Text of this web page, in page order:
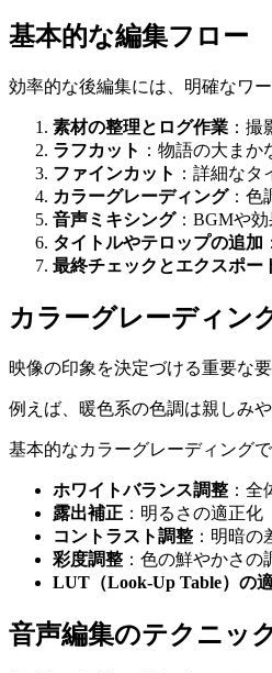
基本的な編集フロー
効率的な後編集には、明確なワ
素材の整理とログ作業 ：
ラフカット ：物語の大ま
ファインカット ：詳細な
カラーグレーディング：色
音声ミキシング：BGMや
タイトルやテロップの追加
最終チェックとエクスポー
カラーグレーディン
映像の印象を決定づける重要な
例えば、暖色系の色調は親しみ
基本的なカラーグレーディング
ホワイトバランス調整 ：
露出補正 ：明るさの適正化
コントラスト調整 ：明暗
彩度調整 ：色の鮮やかさの
LUT（Look-Up Table）の
音声編集のテクニッ